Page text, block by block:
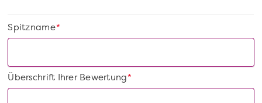
*
Spitzname
*
Überschrift Ihrer Bewertung